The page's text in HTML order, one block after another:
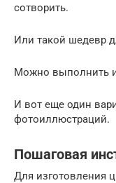
сотворить.
Или такой шедевр
Можно выполнить
И вот еще один
фотоиллюстраций.
Пошаговая
Для изготовления